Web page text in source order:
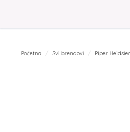
Početna Svi brendovi Piper